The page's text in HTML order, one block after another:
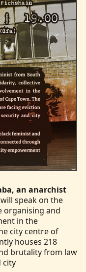
an anarchist
speak on the
organising and
in the
city centre of
houses 218
brutality from law
city